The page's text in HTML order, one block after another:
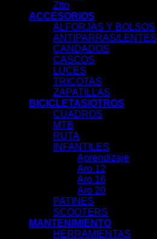
Ztto
ACCESORIOS
ALFORJAS Y BOLSOS
ANTIPARRAS/LENTES
CANDADOS
CASCOS
LUCES
TRICOTAS
ZAPATILLAS
BICICLETAS/OTROS
CUADROS
MTB
RUTA
INFANTILES
Aprendizaje
Aro 12
Aro 16
Aro 20
PATINES
SCOOTERS
MANTENIMIENTO
HERRAMIENTAS